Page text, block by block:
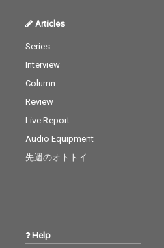
演となったもので、デ
イヴィスのオリジナル
s」、「No Line」)に加
え、デイヴ・ブルーベ
wn Sweet Way」が収
録されており、これら
はすべて1956年のLP
『Collectors' Items』
に収録された。 すべて
受賞エンジニアのポー
Articles
Series
Interview
Column
Review
Live Report
Audio Equipment
先週のオトトイ
Help